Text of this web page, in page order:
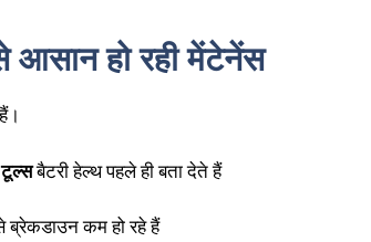
आसान हो रही मेंटेनेंस
बैटरी हेल्थ पहले ही बता देते हैं
कम हो रहे हैं